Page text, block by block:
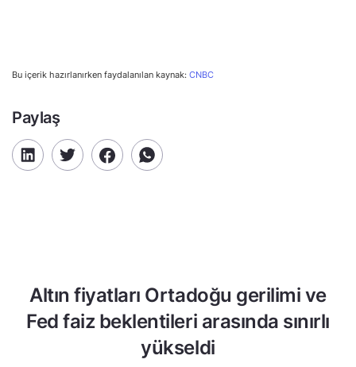
Bu içerik hazırlanırken faydalanılan kaynak: CNBC
Paylaş
Altın fiyatları Ortadoğu gerilimi ve
Fed faiz beklentileri arasında sınırlı
yükseldi